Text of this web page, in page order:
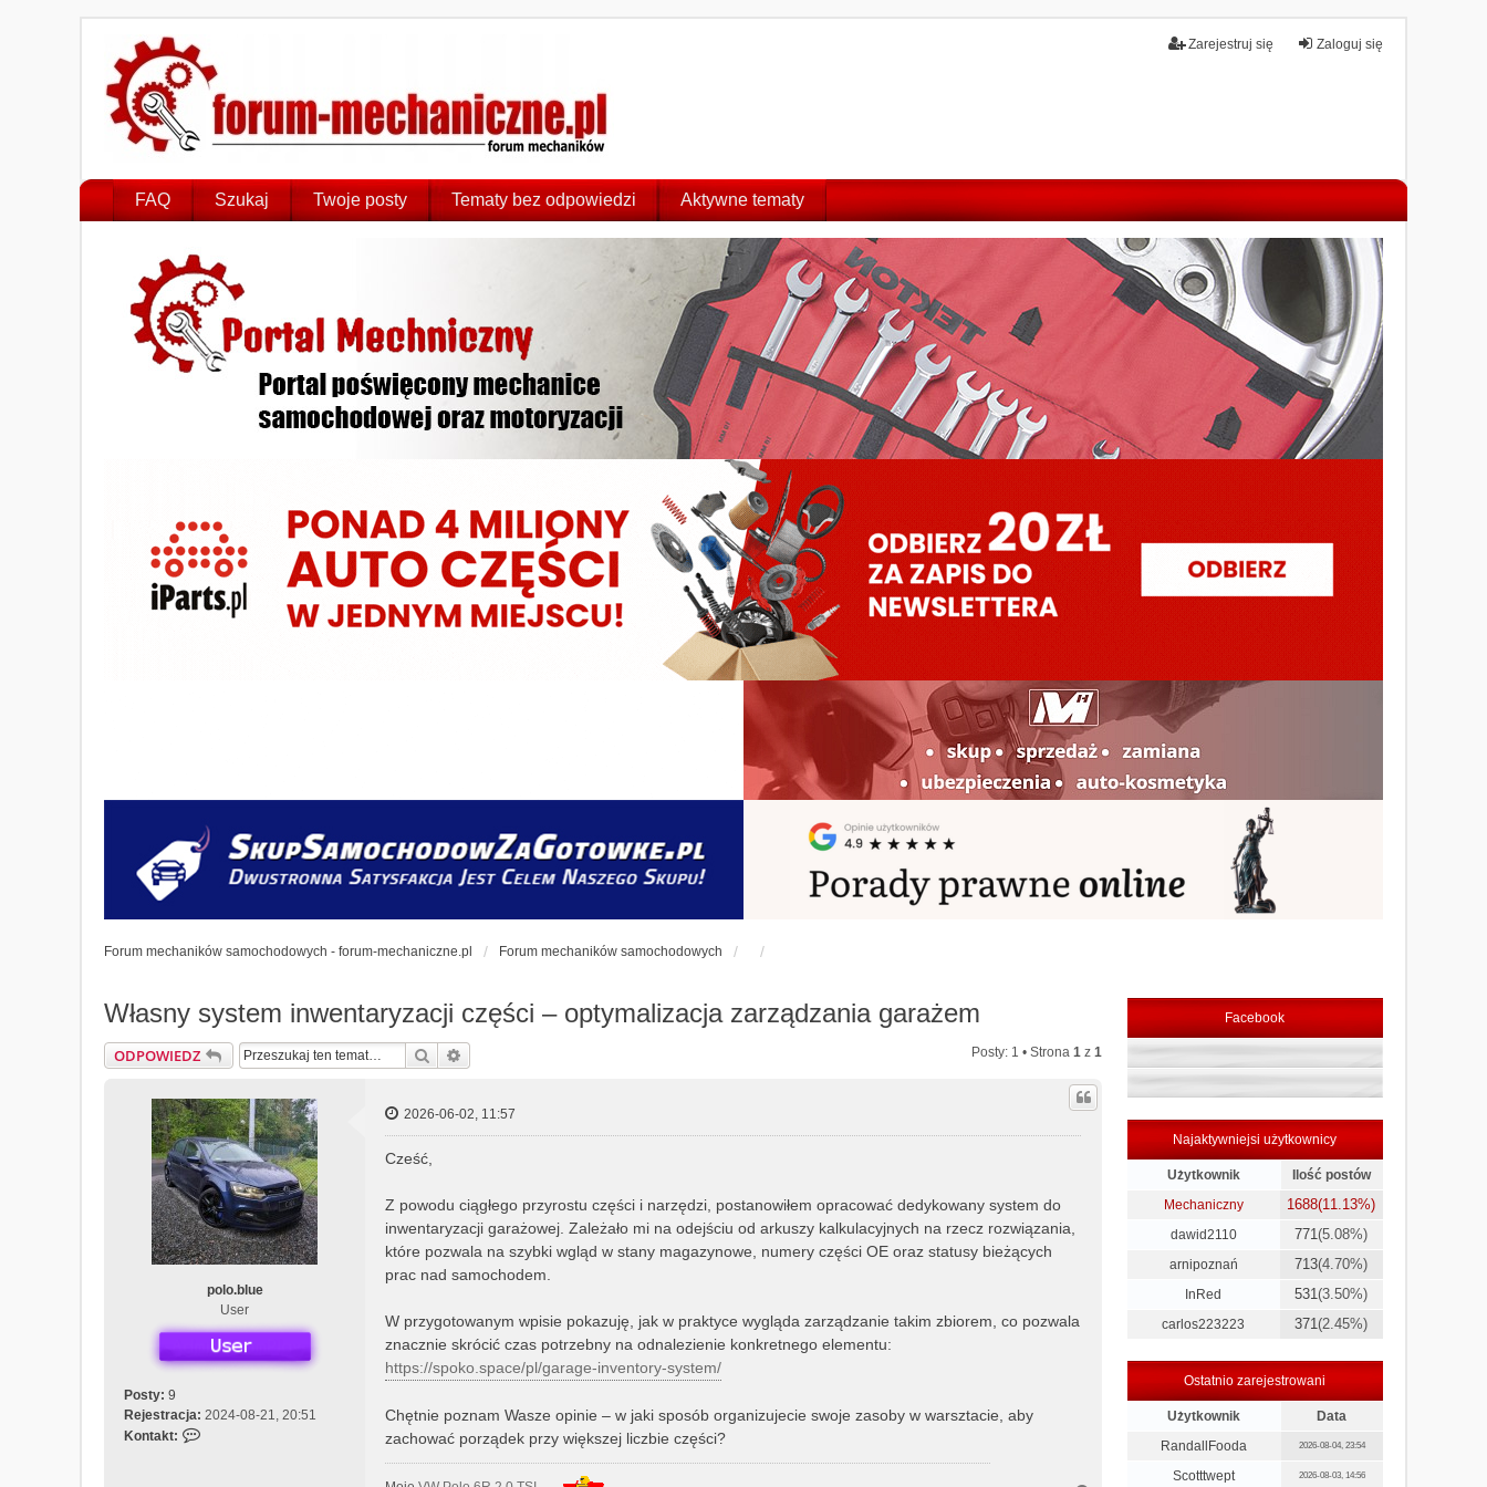
Zaloguj się
Zarejestruj się
FAQ Szukaj Twoje posty Tematy bez odpowiedzi Aktywne tematy
Forum mechaników samochodowych - forum-mechaniczne.pl Forum mechaników samochodowych
Własny system inwentaryzacji części – optymalizacja zarządzania garażem
ODPOWIEDZ Szukaj Posty: 1 • Strona 1z 1
polo.blue
User
Posty: 9
Rejestracja: 2024-08-21, 20:51
Kontakt:
2026-06-02, 11:57
Cześć,
Z powodu ciągłego przyrostu części i narzędzi, postanowiłem opracować dedykowany system do
inwentaryzacji garażowej. Zależało mi na odejściu od arkuszy kalkulacyjnych na rzecz rozwiązania,
które pozwala na szybki wgląd w stany magazynowe, numery części OE oraz statusy bieżących
prac nad samochodem.
W przygotowanym wpisie pokazuję, jak w praktyce wygląda zarządzanie takim zbiorem, co pozwala
znacznie skrócić czas potrzebny na odnalezienie konkretnego elementu:
https://spoko.space/pl/garage-inventory-system/
Chętnie poznam Wasze opinie – w jaki sposób organizujecie swoje zasoby w warsztacie, aby
zachować porządek przy większej liczbie części?
Facebook
Najaktywniejsi użytkownicy
Użytkownik
Ilość postów
Mechaniczny
1688(11.13%)
dawid2110 771(5.08%)
arnipoznań 713(4.70%)
InRed 531(3.50%)
carlos223223 371(2.45%)
Ostatnio zarejestrowani
Użytkownik
Data
RandallFooda
2026-08-04, 23:54
Scotttwept 2026-08-03, 14:56